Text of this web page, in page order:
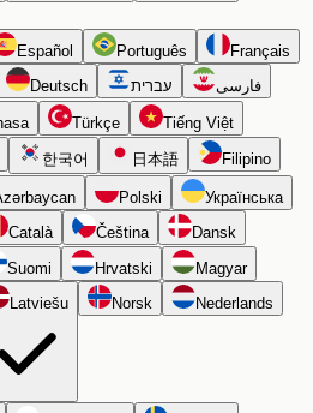
Español Português
Français
Deutsch עברית فارسی
Türkçe
Tiếng Việt
한국어 日本語 Filipino
Polski
Українська
Català Čeština
Dansk
Suomi Hrvatski
Magyar
Latviešu Norsk Nederlands